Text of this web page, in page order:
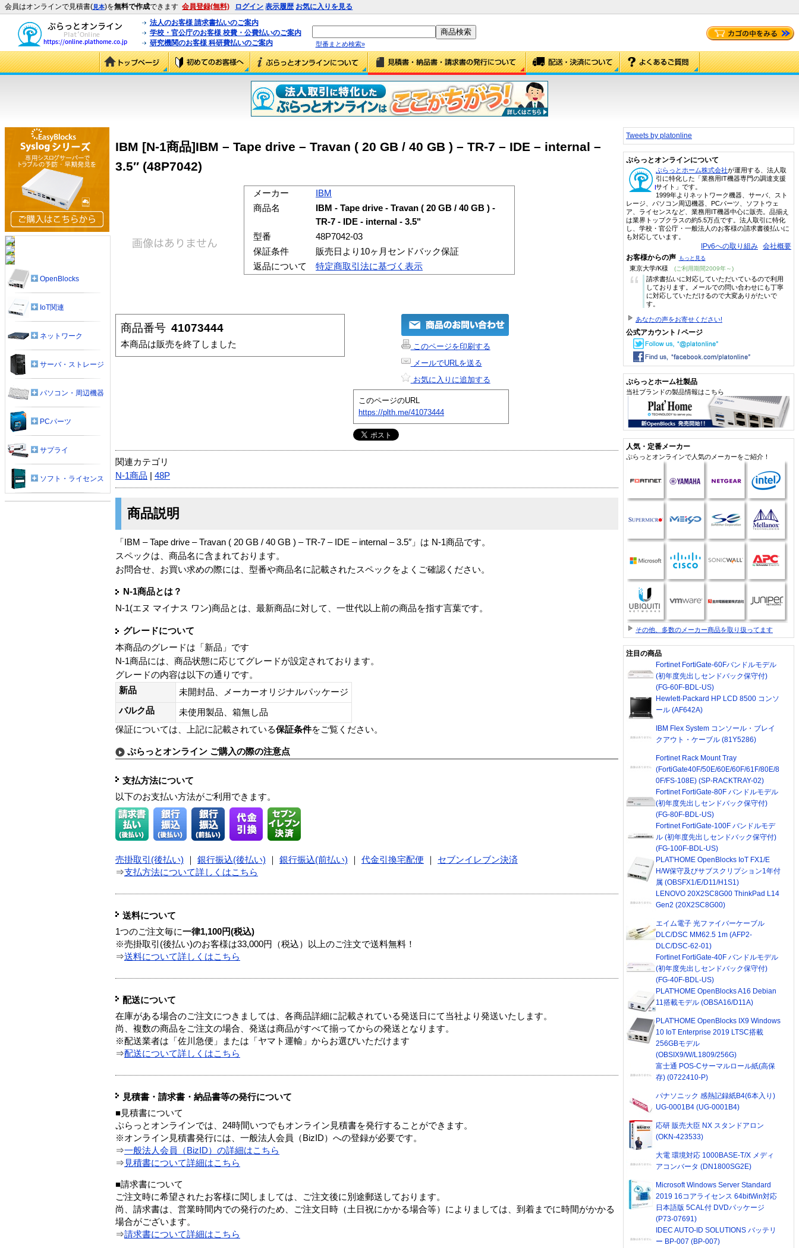
会員はオンラインで見積書(見本)を無料で作成できます 会員登録(無料) ログイン 表示履歴 お気に入りを見る
法人のお客様 請求書払いのご案内
学校・官公庁のお客様 校費・公費払いのご案内
研究機関のお客様 科研費払いのご案内
型番まとめ検索»
IBM [N-1商品]IBM – Tape drive – Travan ( 20 GB / 40 GB ) – TR-7 – IDE – internal –
3.5″ (48P7042)
メーカー
IBM
商品名
IBM - Tape drive - Travan ( 20 GB / 40 GB ) -
TR-7 - IDE - internal - 3.5"
型番
48P7042-03
保証条件
販売日より10ヶ月センドバック保証
返品について
特定商取引法に基づく表示
商品番号 41073444
本商品は販売を終了しました
このページを印刷する
メールでURLを送る
お気に入りに追加する
このページのURL
https://plth.me/41073444
関連カテゴリ
N-1商品
48P
商品説明
「IBM – Tape drive – Travan ( 20 GB / 40 GB ) – TR-7 – IDE – internal – 3.5″」は N-1商品です。
スペックは、商品名に含まれております。
お問合せ、お買い求めの際には、型番や商品名に記載されたスペックをよくご確認ください。
N-1商品とは？
N-1(エヌ マイナス ワン)商品とは、最新商品に対して、一世代以上前の商品を指す言葉です。
グレードについて
本商品のグレードは「新品」です
N-1商品には、商品状態に応じてグレードが設定されております。
グレードの内容は以下の通りです。
新品
未開封品、メーカーオリジナルパッケージ
バルク品
未使用製品、箱無し品
保証については、上記に記載されている保証条件をご覧ください。
ぷらっとオンライン ご購入の際の注意点
支払方法について
以下のお支払い方法がご利用できます。
売掛取引(後払い) 銀行振込(後払い) 銀行振込(前払い) 代金引換宅配便
セブンイレブン決済
⇒支払方法について詳しくはこちら
送料について
1つのご注文毎に一律1,100円(税込)
※売掛取引(後払い)のお客様は33,000円（税込）以上のご注文で送料無料！
⇒送料について詳しくはこちら
配送について
在庫がある場合のご注文につきましては、各商品詳細に記載されている発送日にて当社より発送いたします。
尚、複数の商品をご注文の場合、発送は商品がすべて揃ってからの発送となります。
※配送業者は「佐川急便」または「ヤマト運輸」からお選びいただけます
⇒配送について詳しくはこちら
見積書・請求書・納品書等の発行について
■見積書について
ぷらっとオンラインでは、24時間いつでもオンライン見積書を発行することができます。
※オンライン見積書発行には、一般法人会員（BizID）への登録が必要です。
⇒一般法人会員（BizID）の詳細はこちら
⇒ 見積書について詳細はこちら
■請求書について
ご注文時に希望されたお客様に関しましては、ご注文後に別途郵送しております。
尚、請求書は、営業時間内での発行のため、ご注文日時（土日祝にかかる場合等）によりましては、到着までに時間がかかる
場合がございます。
⇒請求書について詳細はこちら
OpenBlocks
IoT関連
ネットワーク
サーバ・ストレージ
パソコン・周辺機器
PCパーツ
サプライ
ソフト・ライセンス
Tweets by platonline
ぷらっとオンラインについて
ぷらっとホーム株式会社が運用する、法人取
引に特化した「業務用IT機器専門の調達支援
サイト」です。
1999年よりネットワーク機器、サーバ、スト
レージ、パソコン周辺機器、PCパーツ、ソフトウェ
ア、ライセンスなど、業務用IT機器中心に販売。品揃え
は業界トップクラスの約5.5万点です。法人取引に特化
し、学校・官公庁・一般法人のお客様の請求書後払いに
も対応しています。
IPv6への取り組み 会社概要
お客様からの声 もっと見る
東京大学/K様 (ご利用期間2009年～)
“
請求書払いに対応していただいているので利用
しております。メールでの問い合わせにも丁寧
に対応していただけるので大変ありがたいで
す。
あなたの声をお寄せください!
公式アカウント / ページ
ぷらっとホーム社製品
当社ブランドの製品情報はこちら
人気・定番メーカー
ぷらっとオンラインで人気のメーカーをご紹介！
その他、多数のメーカー商品を取り扱ってます
注目の商品
Fortinet FortiGate-60Fバンドルモデル
(初年度先出しセンドバック保守付)
(FG-60F-BDL-US)
Hewlett-Packard HP LCD 8500 コンソ
ール (AF642A)
IBM Flex System コンソール・ブレイ
クアウト・ケーブル (81Y5286)
Fortinet Rack Mount Tray
(FortiGate40F/50E/60E/60F/61F/80E/8
0F/FS-108E) (SP-RACKTRAY-02)
Fortinet FortiGate-80F バンドルモデル
(初年度先出しセンドバック保守付)
(FG-80F-BDL-US)
Fortinet FortiGate-100F バンドルモデ
ル (初年度先出しセンドバック保守付)
(FG-100F-BDL-US)
PLAT'HOME OpenBlocks IoT FX1/E
H/W保守及びサブスクリプション1年付
属 (OBSFX1/E/D11/H1S1)
LENOVO 20X2SC8G00 ThinkPad L14
Gen2 (20X2SC8G00)
エイム電子 光ファイバーケーブル
DLC/DSC MM62.5 1m (AFP2-
DLC/DSC-62-01)
Fortinet FortiGate-40F バンドルモデル
(初年度先出しセンドバック保守付)
(FG-40F-BDL-US)
PLAT'HOME OpenBlocks A16 Debian
11搭載モデル (OBSA16/D11A)
PLAT'HOME OpenBlocks IX9 Windows
10 IoT Enterprise 2019 LTSC搭載
256GBモデル
(OBSIX9/W/L1809/256G)
富士通 POS-Cサーマルロール紙(高保
存) (0722410-P)
パナソニック 感熱記録紙B4(6本入り)
UG-0001B4 (UG-0001B4)
応研 販売大臣 NX スタンドアロン
(OKN-423533)
大電 環境対応 1000BASE-T/X メディ
アコンバータ (DN1800SG2E)
Microsoft Windows Server Standard
2019 16コアライセンス 64bitWin対応
日本語版 5CAL付 DVDパッケージ
(P73-07691)
IDEC AUTO-ID SOLUTIONS バッテリ
ー BP-007 (BP-007)